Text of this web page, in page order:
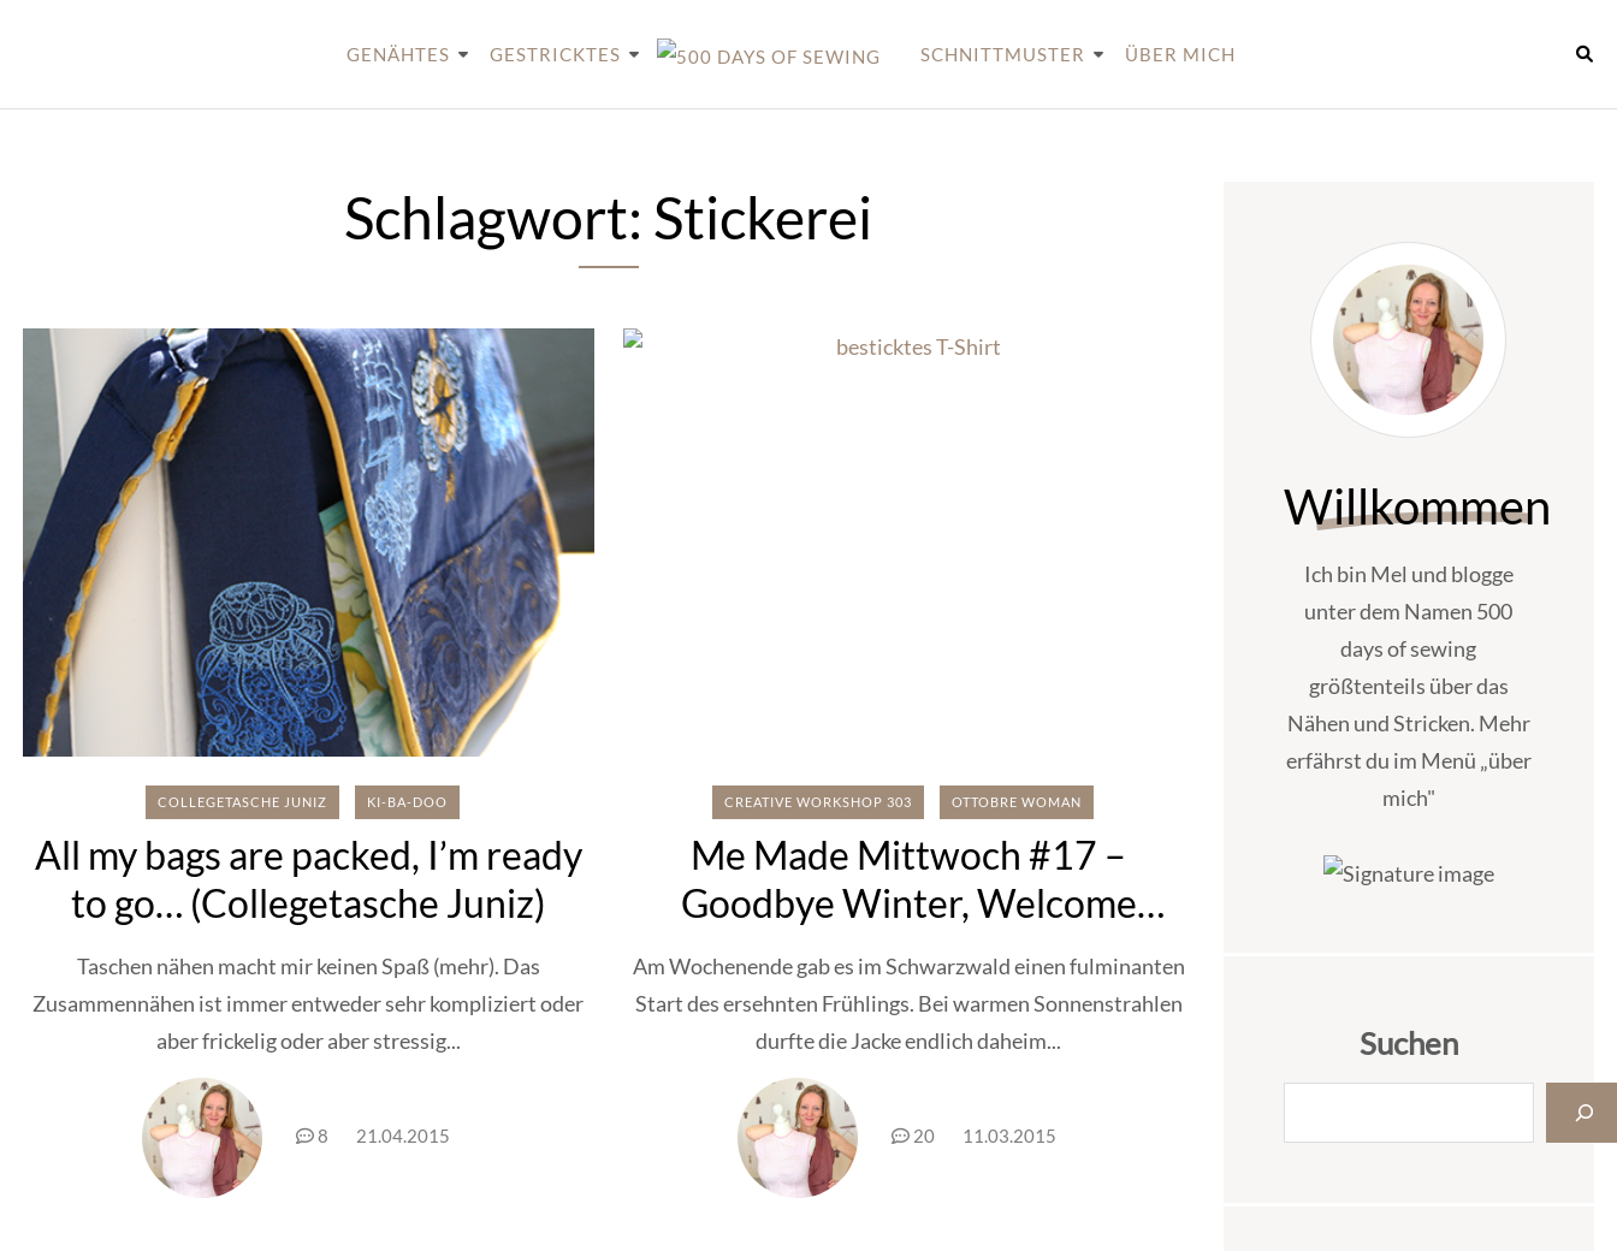
GENÄHTES GESTRICKTES SCHNITTMUSTER ÜBER MICH
Schlagwort: Stickerei
COLLEGETASCHE JUNIZ KI-BA-DOO
All my bags are packed, I’m ready
to go… (Collegetasche Juniz)
Taschen nähen macht mir keinen Spaß (mehr). Das
Zusammennähen ist immer entweder sehr kompliziert oder
aber frickelig oder aber stressig...
8 21.04.2015
CREATIVE WORKSHOP 303 OTTOBRE WOMAN
Me Made Mittwoch #17 –
Goodbye Winter, Welcome
Spring (besticktes T-Shirt)
Am Wochenende gab es im Schwarzwald einen fulminanten
Start des ersehnten Frühlings. Bei warmen Sonnenstrahlen
durfte die Jacke endlich daheim...
20 11.03.2015
Willkommen
Ich bin Mel und blogge
unter dem Namen 500
days of sewing
größtenteils über das
Nähen und Stricken. Mehr
erfährst du im Menü „über
mich"
Suchen